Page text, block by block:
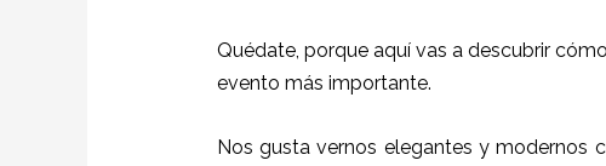
Quédate, porque aquí vas a descubrir
evento más importante.
Nos gusta vernos elegantes y modernos